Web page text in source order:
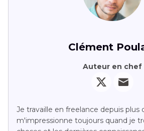
Clément
Auteur en chef
Je travaille en freelance depuis plus
m'impressionne toujours quand je